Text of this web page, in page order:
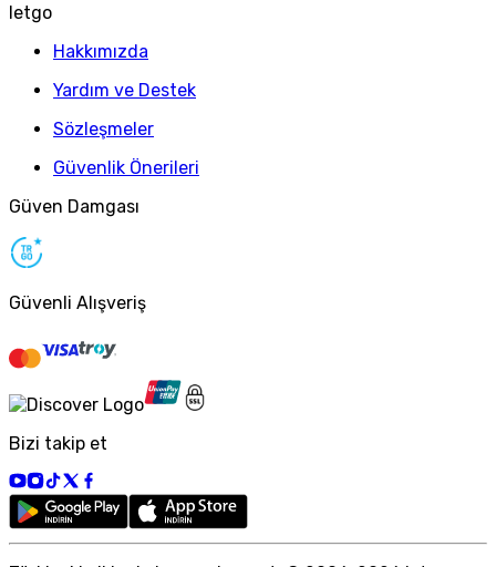
letgo
Hakkımızda
Yardım ve Destek
Sözleşmeler
Güvenlik Önerileri
Güven Damgası
Güvenli Alışveriş
Bizi takip et